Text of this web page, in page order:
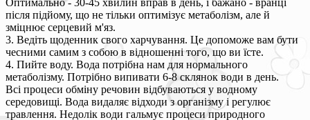
після підйому, що не тільки оптимізує метаболізм, але й
зміцнює серцевий м'яз.
3. Ведіть щоденник свого харчування. Це допоможе вам бути
чесними самим з собою в відношенні того, що ви їсте.
4. Пийте воду. Вода потрібна нам для нормального
метаболізму. Потрібно випивати 6-8 склянок води в день.
Всі процеси обміну речовин відбуваються у водному
середовищі. Вода видаляє відходи з організму і регулює
травлення. Недолік води гальмує процеси природного